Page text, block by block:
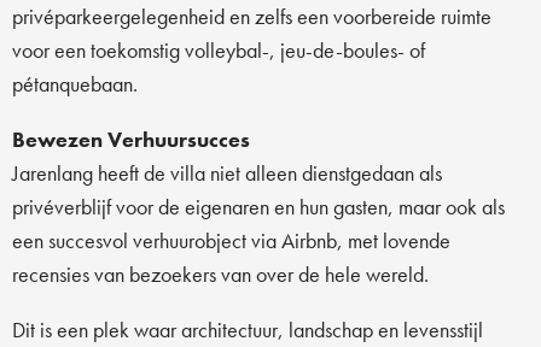
privéparkeergelegenheid en zelfs een voorbereide ruimte
voor een toekomstig volleybal-, jeu-de-boules- of
pétanquebaan.
Bewezen Verhuursucces
Jarenlang heeft de villa niet alleen dienstgedaan als
privéverblijf voor de eigenaren en hun gasten, maar ook als
een succesvol verhuurobject via Airbnb, met lovende
recensies van bezoekers van over de hele wereld.
Dit is een plek waar architectuur, landschap en levensstijl